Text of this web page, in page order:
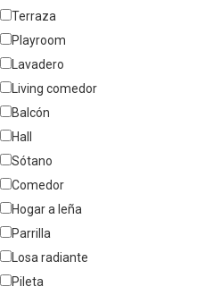
Terraza
Playroom
Lavadero
Living comedor
Balcón
Hall
Sótano
Comedor
Hogar a leña
Parrilla
Losa radiante
Pileta